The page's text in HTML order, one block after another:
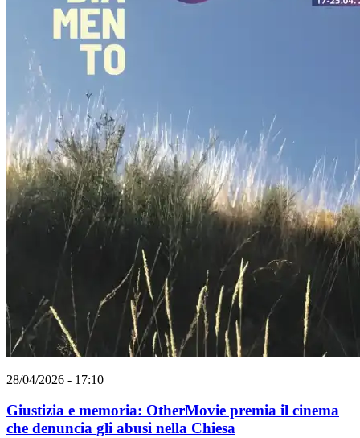
28/04/2026 - 17:10
Giustizia e memoria: OtherMovie premia il cinema
che denuncia gli abusi nella Chiesa